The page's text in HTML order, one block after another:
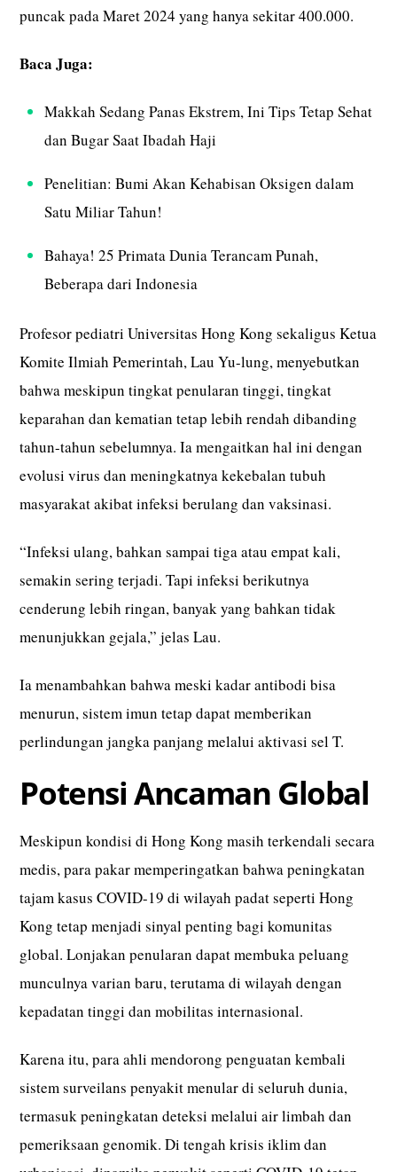
puncak pada Maret 2024 yang hanya sekitar 400.000.
Baca Juga:
Makkah Sedang Panas Ekstrem, Ini Tips Tetap Sehat
dan Bugar Saat Ibadah Haji
Penelitian: Bumi Akan Kehabisan Oksigen dalam
Satu Miliar Tahun!
Bahaya! 25 Primata Dunia Terancam Punah,
Beberapa dari Indonesia
Profesor pediatri Universitas Hong Kong sekaligus Ketua
Komite Ilmiah Pemerintah, Lau Yu-lung, menyebutkan
bahwa meskipun tingkat penularan tinggi, tingkat
keparahan dan kematian tetap lebih rendah dibanding
tahun-tahun sebelumnya. Ia mengaitkan hal ini dengan
evolusi virus dan meningkatnya kekebalan tubuh
masyarakat akibat infeksi berulang dan vaksinasi.
“Infeksi ulang, bahkan sampai tiga atau empat kali,
semakin sering terjadi. Tapi infeksi berikutnya
cenderung lebih ringan, banyak yang bahkan tidak
menunjukkan gejala,” jelas Lau.
Ia menambahkan bahwa meski kadar antibodi bisa
menurun, sistem imun tetap dapat memberikan
perlindungan jangka panjang melalui aktivasi sel T.
Potensi Ancaman Global
Meskipun kondisi di Hong Kong masih terkendali secara
medis, para pakar memperingatkan bahwa peningkatan
tajam kasus COVID-19 di wilayah padat seperti Hong
Kong tetap menjadi sinyal penting bagi komunitas
global. Lonjakan penularan dapat membuka peluang
munculnya varian baru, terutama di wilayah dengan
kepadatan tinggi dan mobilitas internasional.
Karena itu, para ahli mendorong penguatan kembali
sistem surveilans penyakit menular di seluruh dunia,
termasuk peningkatan deteksi melalui air limbah dan
pemeriksaan genomik. Di tengah krisis iklim dan